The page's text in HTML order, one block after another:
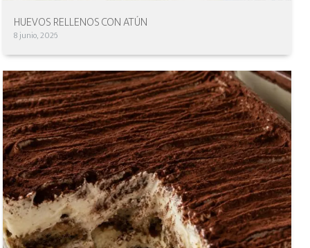
HUEVOS RELLENOS CON ATÚN
8 junio, 2026